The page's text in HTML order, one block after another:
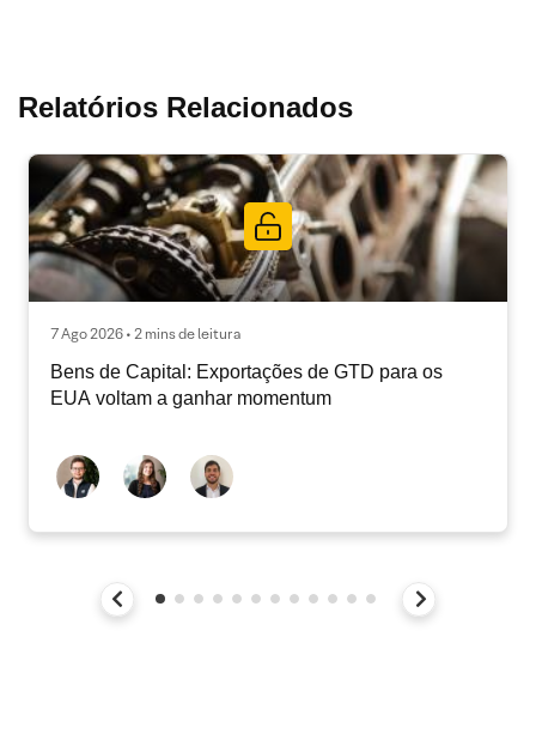
Relatórios Relacionados
7 Ago 2026 • 2 mins de leitura
Bens de Capital: Exportações de GTD para os
EUA voltam a ganhar momentum